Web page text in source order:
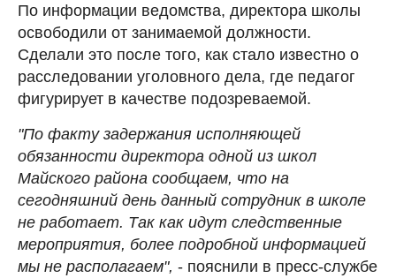
По информации ведомства, директора школы
освободили от занимаемой должности.
Сделали это после того, как стало известно о
расследовании уголовного дела, где педагог
фигурирует в качестве подозреваемой.
"По факту задержания исполняющей
обязанности директора одной из школ
Майского района сообщаем, что на
сегодняшний день данный сотрудник в школе
не работает. Так как идут следственные
мероприятия, более подробной информацией
мы не располагаем", - пояснили в пресс-службе